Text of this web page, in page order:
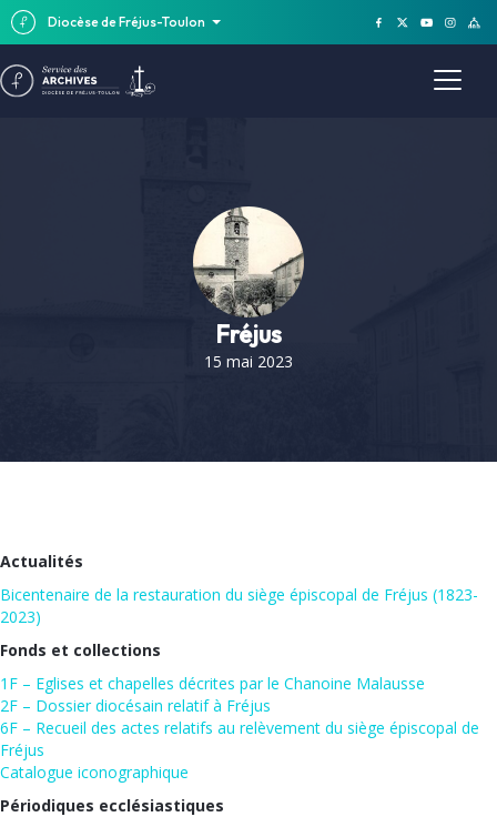
Diocèse de Fréjus-Toulon
Fréjus
15 mai 2023
Actualités
Bicentenaire de la restauration du siège épiscopal de Fréjus (1823-
2023)
Fonds et collections
1F – Eglises et chapelles décrites par le Chanoine Malausse
2F – Dossier diocésain relatif à Fréjus
6F – Recueil des actes relatifs au relèvement du siège épiscopal de
Fréjus
Catalogue iconographique
Périodiques ecclésiastiques